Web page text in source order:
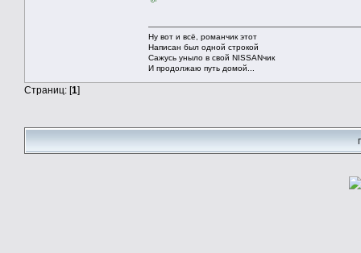
Ну вот и всё, романчик этот
Написан был одной строкой
Сажусь уныло в свой NISSANчик
И продолжаю путь домой...
Страниц: [1]